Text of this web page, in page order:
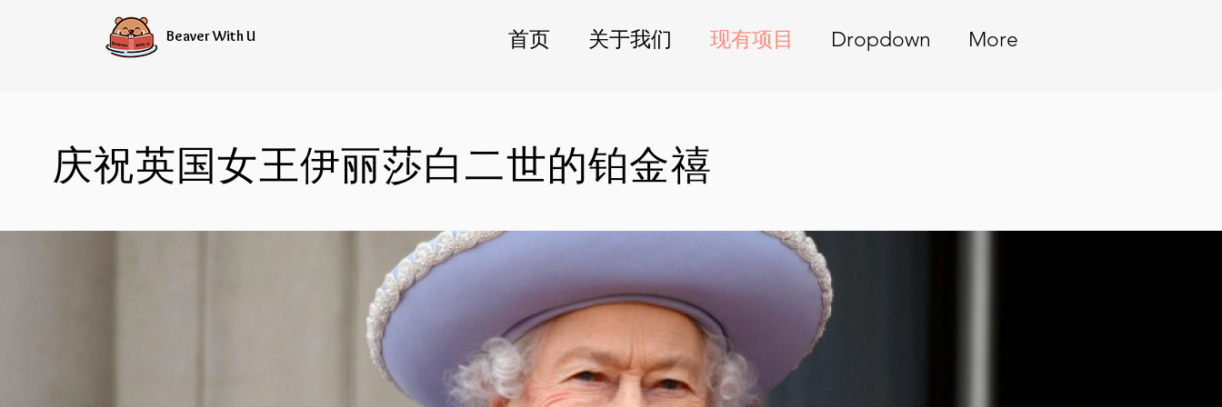
Beaver With U 首页 关于我们 现有项目 Dropdown More
庆祝英国女王伊丽莎白二世的铂金禧